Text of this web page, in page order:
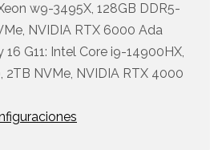
w9-3495X, 128GB DDR5-
NVIDIA RTX 6000 Ada
G11: Intel Core i9-14900HX,
2TB NVMe, NVIDIA RTX 4000